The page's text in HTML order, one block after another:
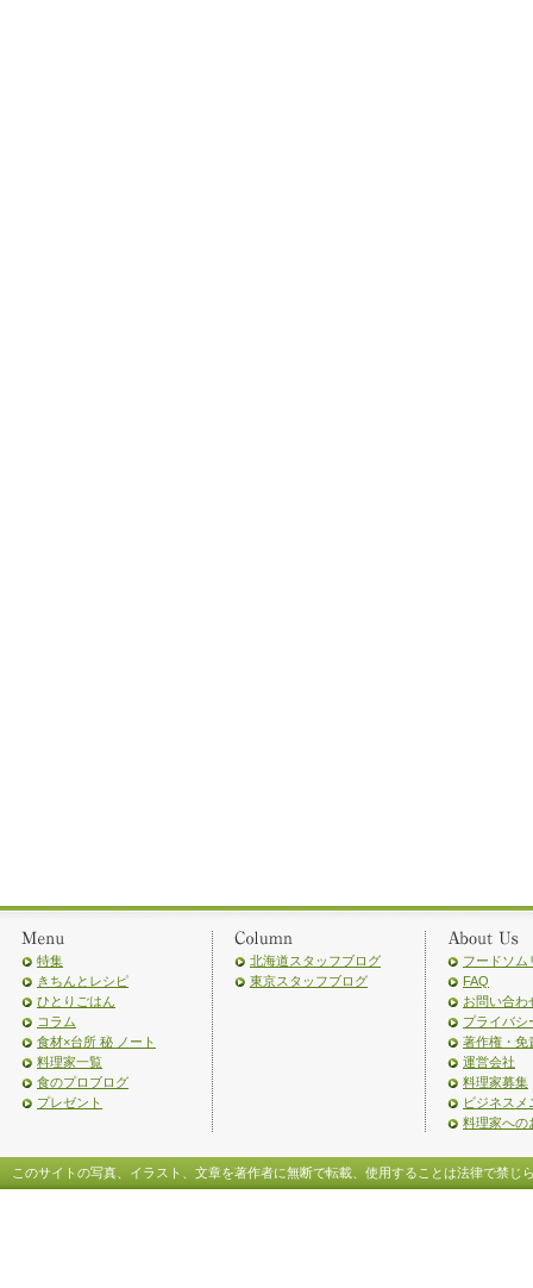
特集
きちんとレシピ
ひとりごはん
コラム
食材×台所 秘 ノート
料理家一覧
食のプロブログ
プレゼント
北海道スタッフブログ
東京スタッフブログ
フードソム
FAQ
お問い合わ
プライバシ
著作権・免
運営会社
料理家募集
ビジネスメ
料理家への
このサイトの写真、イラスト、文章を著作者に無断で転載、使用することは法律で禁じ